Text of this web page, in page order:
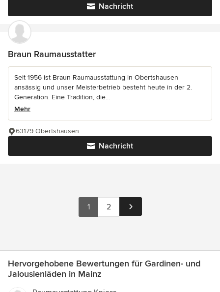
Nachricht
Braun Raumausstatter
Seit 1956 ist Braun Raumausstattung in Obertshausen
ansässig und unser Meisterbetrieb besteht heute in der 2.
Generation. Eine Tradition, die...
Mehr
Nachricht
63179 Obertshausen
1 2
Hervorgehobene Bewertungen für Gardinen- und
Jalousienläden in Mainz